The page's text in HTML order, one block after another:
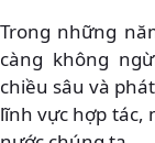
Trong những
càng không
chiều sâu và
lĩnh vực hợp tác,